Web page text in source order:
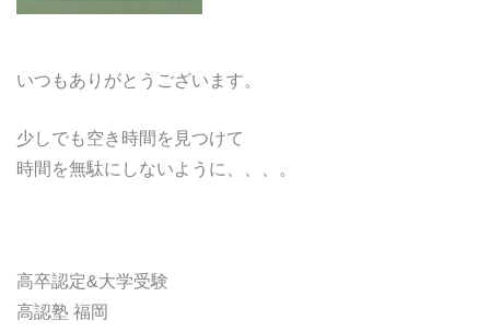
プライバシーポリシー
高認塾ブログ
いつもありがとうございます。
少しでも空き時間を見つけて
時間を無駄にしないように、、、。
高卒認定&大学受験
高認塾 福岡